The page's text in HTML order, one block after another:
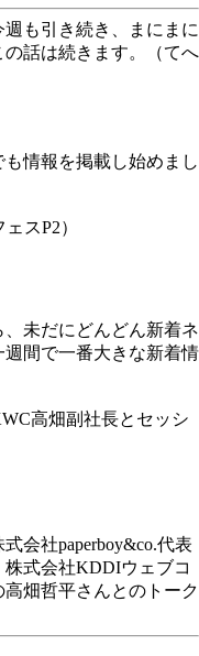
も引き続き、まにまに
話は続きます。（てへ
情報を掲載し始めまし
スP2）
未だにどんどん新着ネ
間で一番大きな新着情
高畑副社長とセッシ
会社paperboy&co.代表
式会社KDDIウェブコ
畑哲平さんとのトーク